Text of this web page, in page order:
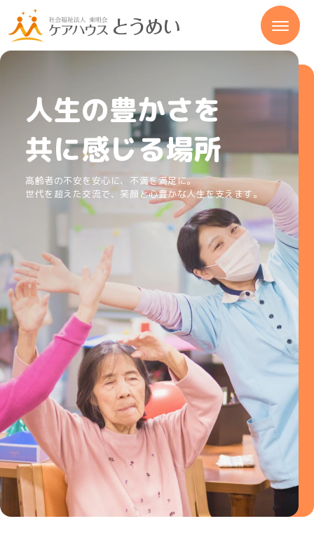
人生の豊かさを
共に感じる場所
高齢者の不安を安心に、不満を満足に。
世代を超えた交流で、笑顔と心豊かな人生を支えます。